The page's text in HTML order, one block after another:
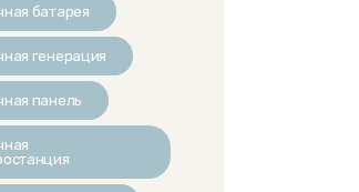
батарея
генерация
панель